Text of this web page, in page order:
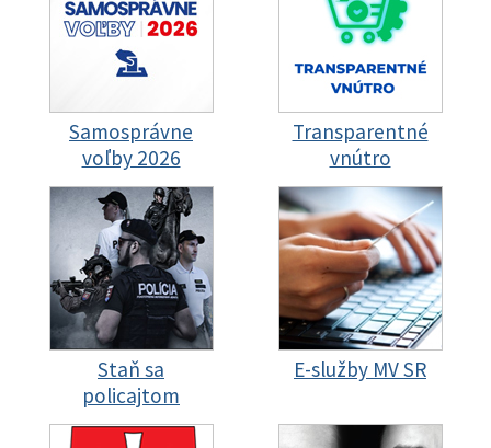
Samosprávne
voľby 2026
Transparentné
vnútro
Staň sa
policajtom
E-služby MV SR